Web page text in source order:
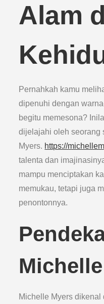
Alam
Pernahkah kamu
dipenuhi dengan
begitu memesona?
dijelajahi oleh seorang
Myers. https://
talenta dan
mampu menciptakan
memukau, tetapi juga
penontonnya.
Michelle Myers